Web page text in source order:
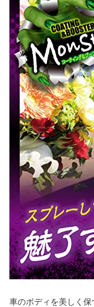
車のボディを美しく